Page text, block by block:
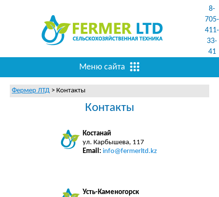
8-
705-
411-
33-
41
Меню сайта
Фермер ЛТД > Контакты
Контакты
Костанай
ул. Карбышева, 117
Email: info@fermerltd.kz
Усть-Каменогорск